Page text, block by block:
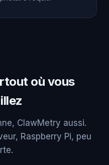
où vous
ClawMetry aussi.
Raspberry Pi, peu